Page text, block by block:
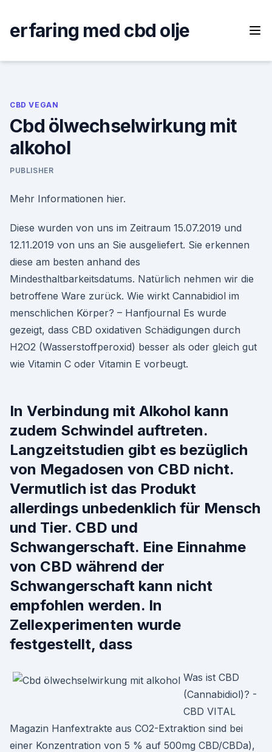
content
erfaring med cbd olje
CBD VEGAN
Cbd ölwechselwirkung mit
alkohol
PUBLISHER
Mehr Informationen hier.
Diese wurden von uns im Zeitraum 15.07.2019 und
12.11.2019 von uns an Sie ausgeliefert. Sie erkennen
diese am besten anhand des
Mindesthaltbarkeitsdatums. Natürlich nehmen wir die
betroffene Ware zurück. Wie wirkt Cannabidiol im
menschlichen Körper? – Hanfjournal Es wurde
gezeigt, dass CBD oxidativen Schädigungen durch
H2O2 (Wasserstoffperoxid) besser als oder gleich gut
wie Vitamin C oder Vitamin E vorbeugt.
In Verbindung mit Alkohol kann
zudem Schwindel auftreten.
Langzeitstudien gibt es bezüglich
von Megadosen von CBD nicht.
Vermutlich ist das Produkt
allerdings unbedenklich für Mensch
und Tier. CBD und
Schwangerschaft. Eine Einnahme
von CBD während der
Schwangerschaft kann nicht
empfohlen werden. In
Zellexperimenten wurde
festgestellt, dass
Was ist CBD
(Cannabidiol)? -
CBD VITAL
Magazin Hanfextrakte aus CO2-Extraktion sind bei
einer Konzentration von 5 % auf 500mg CBD/CBDa),